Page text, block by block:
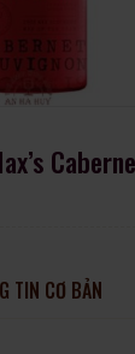
TIN CƠ BẢN